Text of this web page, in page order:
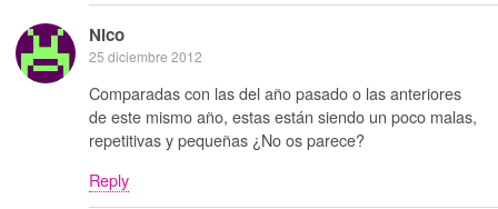
Nico
25 diciembre 2012
Comparadas con las del año pasado o las anteriores
de este mismo año, estas están siendo un poco malas,
repetitivas y pequeñas ¿No os parece?
Reply